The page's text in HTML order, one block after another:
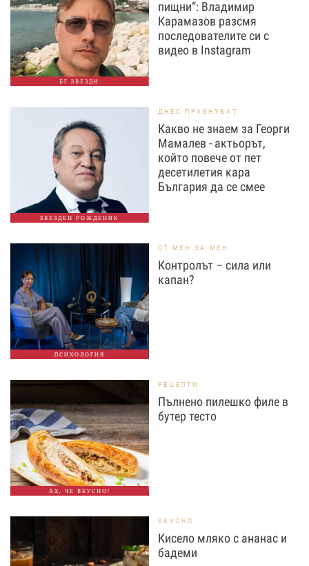
БГ ЗВЕЗДИ
пищни“: Владимир
Карамазов разсмя
последователите си с
видео в Instagram
ЗВЕЗДЕН РОЖДЕНИК
ДНЕС ПРАЗНУВАТ
Какво не знаем за Георги
Мамалев - актьорът,
който повече от пет
десетилетия кара
България да се смее
ПСИХОЛОГИЯ
ОТ МЕН ЗА МЕН
Контролът – сила или
капан?
АХ, ЧЕ ВКУСНО!
РЕЦЕПТИ
Пълнено пилешко филе в
бутер тесто
ВКУСНО
Кисело мляко с ананас и
бадеми